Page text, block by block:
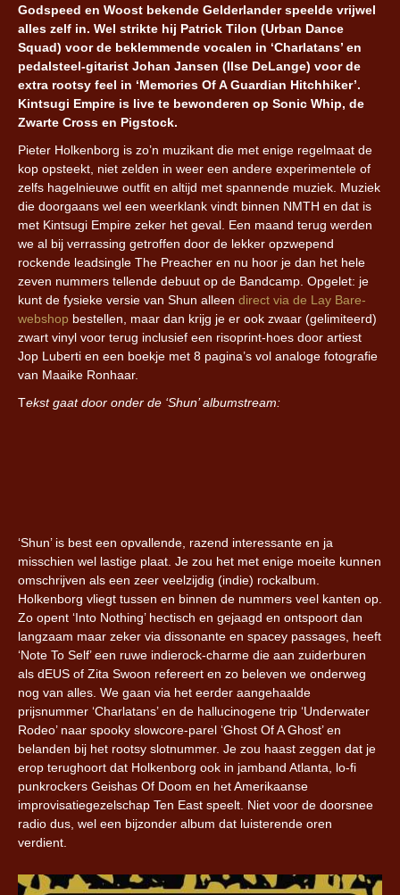
Godspeed en Woost bekende Gelderlander speelde vrijwel
alles zelf in. Wel strikte hij Patrick Tilon (Urban Dance
Squad) voor de beklemmende vocalen in ‘Charlatans’ en
pedalsteel-gitarist Johan Jansen (Ilse DeLange) voor de
extra rootsy feel in ‘Memories Of A Guardian Hitchhiker’.
Kintsugi Empire is live te bewonderen op Sonic Whip, de
Zwarte Cross en Pigstock.
Pieter Holkenborg is zo’n muzikant die met enige regelmaat de
kop opsteekt, niet zelden in weer een andere experimentele of
zelfs hagelnieuwe outfit en altijd met spannende muziek. Muziek
die doorgaans wel een weerklank vindt binnen NMTH en dat is
met Kintsugi Empire zeker het geval. Een maand terug werden
we al bij verrassing getroffen door de lekker opzwepend
rockende leadsingle The Preacher en nu hoor je dan het hele
zeven nummers tellende debuut op de Bandcamp. Opgelet: je
kunt de fysieke versie van Shun alleen direct via de Lay Bare-
webshop bestellen, maar dan krijg je er ook zwaar (gelimiteerd)
zwart vinyl voor terug inclusief een risoprint-hoes door artiest
Jop Luberti en een boekje met 8 pagina’s vol analoge fotografie
van Maaike Ronhaar.
Tekst gaat door onder de ‘Shun’ albumstream:
‘Shun’ is best een opvallende, razend interessante en ja
misschien wel lastige plaat. Je zou het met enige moeite kunnen
omschrijven als een zeer veelzijdig (indie) rockalbum.
Holkenborg vliegt tussen en binnen de nummers veel kanten op.
Zo opent ‘Into Nothing’ hectisch en gejaagd en ontspoort dan
langzaam maar zeker via dissonante en spacey passages, heeft
‘Note To Self’ een ruwe indierock-charme die aan zuiderburen
als dEUS of Zita Swoon refereert en zo beleven we onderweg
nog van alles. We gaan via het eerder aangehaalde
prijsnummer ‘Charlatans’ en de hallucinogene trip ‘Underwater
Rodeo’ naar spooky slowcore-parel ‘Ghost Of A Ghost’ en
belanden bij het rootsy slotnummer. Je zou haast zeggen dat je
erop terughoort dat Holkenborg ook in jamband Atlanta, lo-fi
punkrockers Geishas Of Doom en het Amerikaanse
improvisatiegezelschap Ten East speelt. Niet voor de doorsnee
radio dus, wel een bijzonder album dat luisterende oren
verdient.